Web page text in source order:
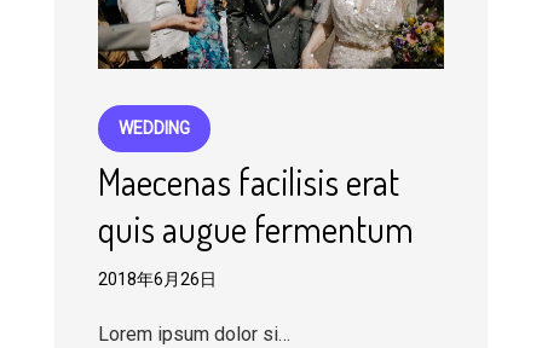
WEDDING
Maecenas facilisis erat
quis augue fermentum
2018年6月26日
Lorem ipsum dolor si…